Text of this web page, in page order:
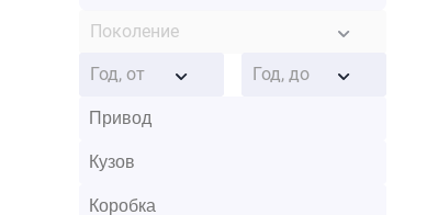
Поколение
Год, от Год, до